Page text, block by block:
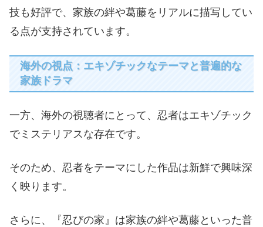
技も好評で、家族の絆や葛藤をリアルに描写してい
る点が支持されています。
海外の視点：エキゾチックなテーマと普遍的な
家族ドラマ
一方、海外の視聴者にとって、忍者はエキゾチック
でミステリアスな存在です。
そのため、忍者をテーマにした作品は新鮮で興味深
く映ります。
さらに、『忍びの家』は家族の絆や葛藤といった普